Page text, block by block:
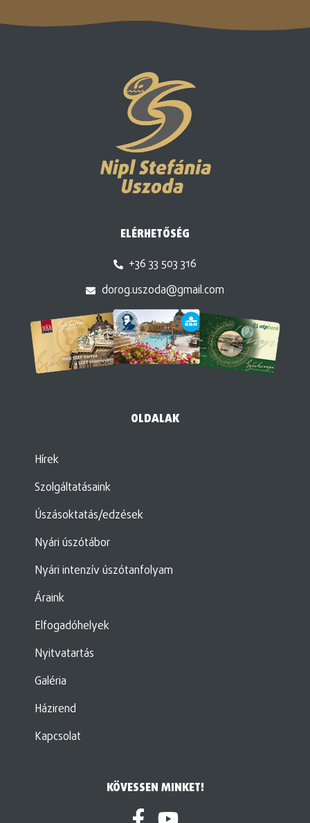
ELÉRHETŐSÉG
+36 33 503 316
dorog.uszoda@gmail.com
OLDALAK
Hírek
Szolgáltatásaink
Úszásoktatás/edzések
Nyári úszótábor
Nyári intenzív úszótanfolyam
Áraink
Elfogadóhelyek
Nyitvatartás
Galéria
Házirend
Kapcsolat
KÖVESSEN MINKET!